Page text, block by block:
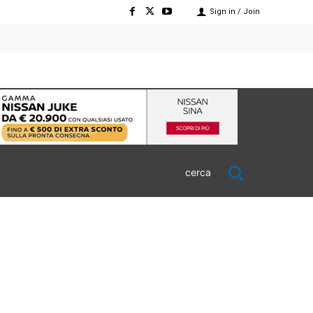
Sign in / Join
cerca